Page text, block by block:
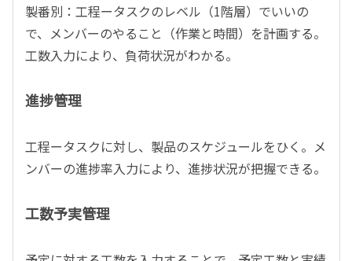
製番別：工程ータスクのレベル（1階層）でいいの
で、メンバーのやること（作業と時間）を計画する。
工数入力により、負荷状況がわかる。
進捗管理
工程ータスクに対し、製品のスケジュールをひく。メ
ンバーの進捗率入力により、進捗状況が把握できる。
工数予実管理